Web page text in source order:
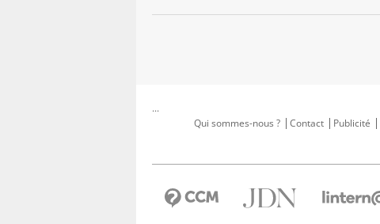
...
Qui sommes-nous ?
Contact Publicité